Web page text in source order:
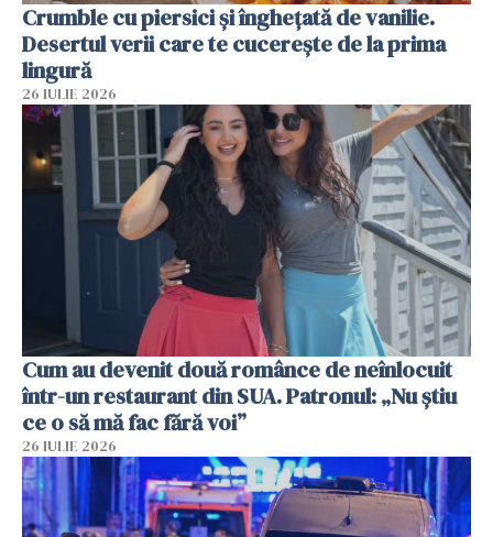
Crumble cu piersici și înghețată de vanilie.
Desertul verii care te cucerește de la prima
lingură
26 IULIE 2026
Cum au devenit două românce de neînlocuit
într-un restaurant din SUA. Patronul: „Nu știu
ce o să mă fac fără voi”
26 IULIE 2026